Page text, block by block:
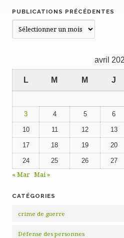
PUBLICATIONS PRÉCÉDENTES
avril
L M M J
3 4 5 6
10 11 12 13
17 18 19 20
24 25 26 27
« Mar Mai »
CATÉGORIES
crime de guerre
Défense des personnes